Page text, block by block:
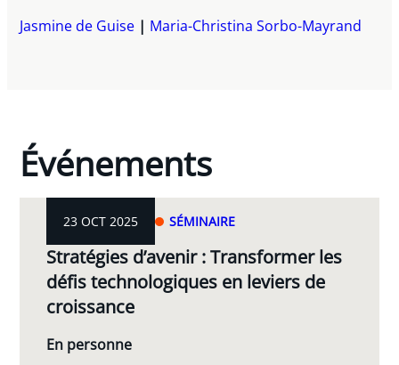
Jasmine de Guise Maria-Christina Sorbo-Mayrand
Événements
23 OCT 2025 SÉMINAIRE
Stratégies d’avenir : Transformer les
défis technologiques en leviers de
croissance
En personne